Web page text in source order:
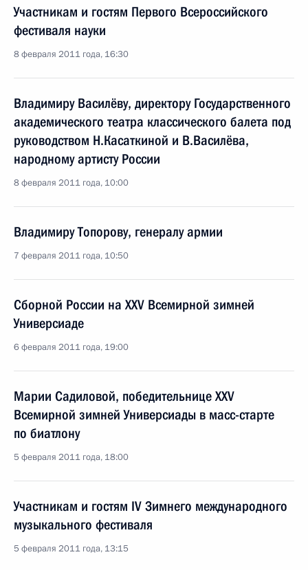
Участникам и гостям Первого Всероссийского
фестиваля науки
8 февраля 2011 года, 16:30
Владимиру Василёву, директору Государственного
академического театра классического балета под
руководством Н.Касаткиной и В.Василёва,
народному артисту России
8 февраля 2011 года, 10:00
Владимиру Топорову, генералу армии
7 февраля 2011 года, 10:50
Сборной России на XXV Всемирной зимней
Универсиаде
6 февраля 2011 года, 19:00
Марии Садиловой, победительнице XXV
Всемирной зимней Универсиады в масс-старте
по биатлону
5 февраля 2011 года, 18:00
Участникам и гостям IV Зимнего международного
музыкального фестиваля
5 февраля 2011 года, 13:15